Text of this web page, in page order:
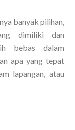
banyak pilihan,
dimiliki dan
bebas dalam
apa yang tepat
lapangan, atau